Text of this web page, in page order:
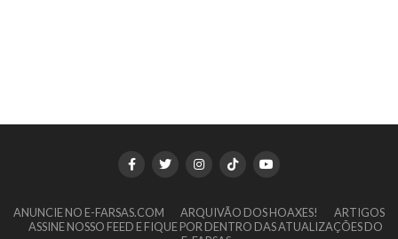
ANUNCIE NO E-FARSAS.COM ARQUIVÃO DOS HOAXES!
ARTIGOS
ASSINE NOSSO FEED E FIQUE POR DENTRO DAS ATUALIZAÇÕES DO